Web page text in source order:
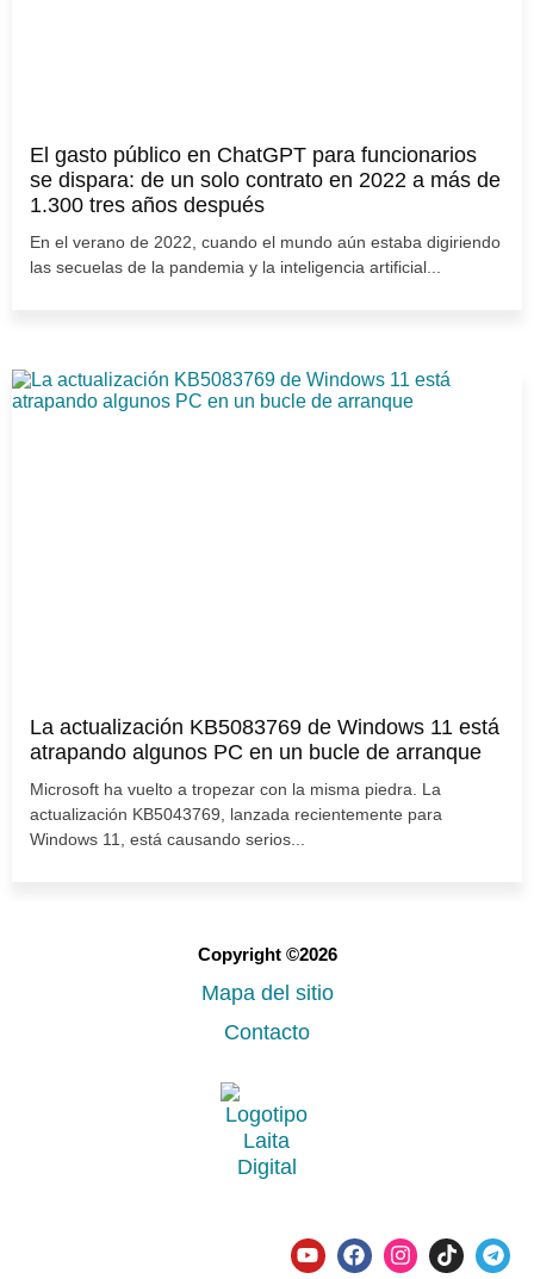
El gasto público en ChatGPT para funcionarios
se dispara: de un solo contrato en 2022 a más de
1.300 tres años después
En el verano de 2022, cuando el mundo aún estaba digiriendo
las secuelas de la pandemia y la inteligencia artificial...
La actualización KB5083769 de Windows 11 está
atrapando algunos PC en un bucle de arranque
Microsoft ha vuelto a tropezar con la misma piedra. La
actualización KB5043769, lanzada recientemente para
Windows 11, está causando serios...
Copyright ©2026
Mapa del sitio
Contacto